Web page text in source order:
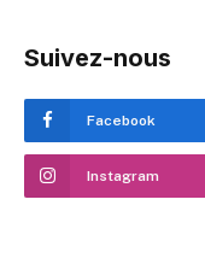
Suivez-nous
Facebook
Instagram